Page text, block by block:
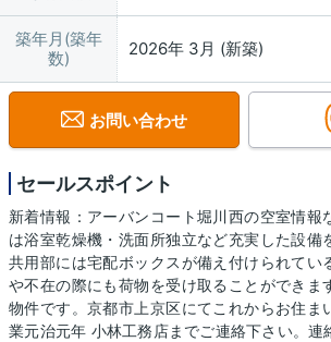
築年月(築年
数)
2026年 3月 (新築)
お問い合わせ
セールスポイント
新着情報：アーバンコート堀川西の空室情報
は浴室乾燥機・洗面所独立など充実した設備
共用部には宅配ボックスが備え付けられてい
や不在の際にも荷物を受け取ることができま
物件です。京都市上京区にてこれからお住ま
業元治元年 小林工務店までご連絡下さい。